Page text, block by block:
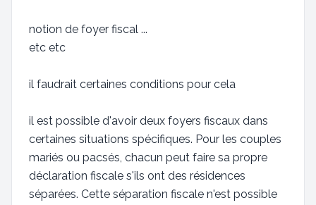
notion de foyer fiscal ...
etc etc
il faudrait certaines conditions pour cela
il est possible d'avoir deux foyers fiscaux dans
certaines situations spécifiques. Pour les couples
mariés ou pacsés, chacun peut faire sa propre
déclaration fiscale s'ils ont des résidences
séparées. Cette séparation fiscale n'est possible